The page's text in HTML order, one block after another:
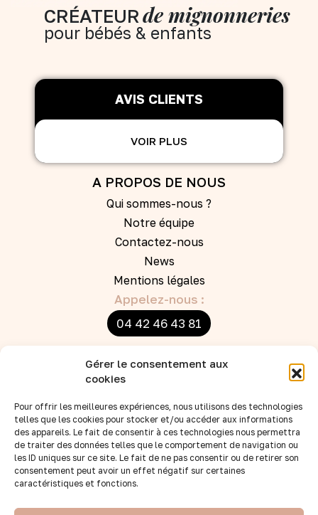
Gérer le consentement aux
cookies
Pour offrir les meilleures expériences, nous utilisons des technologies
telles que les cookies pour stocker et/ou accéder aux informations
des appareils. Le fait de consentir à ces technologies nous permettra
de traiter des données telles que le comportement de navigation ou
les ID uniques sur ce site. Le fait de ne pas consentir ou de retirer son
consentement peut avoir un effet négatif sur certaines
caractéristiques et fonctions.
CRÉATEURde mignonneries
pour bébés & enfants
AVIS CLIENTS
VOIR PLUS
A PROPOS DE NOUS
Qui sommes-nous ?
Notre équipe
Contactez-nous
News
Mentions légales
Appelez-nous :
04 42 46 43 81
Ecrivez-nous :
boutique@bbandco.fr
INFOS CLIENTS
La carte cadeau BB&Co
La liste de naissance
Expéditions et modes de livraison
Moyens de Paiement